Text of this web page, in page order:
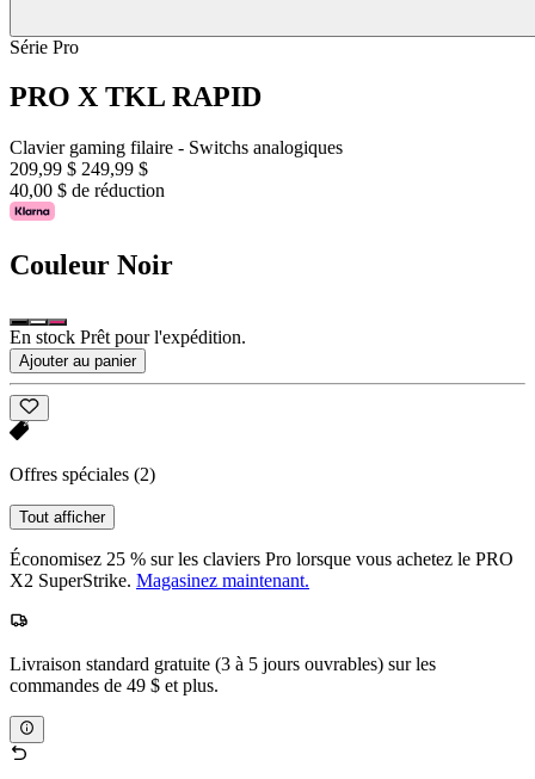
Série Pro
PRO X TKL RAPID
Clavier gaming filaire - Switchs analogiques
209,99 $ 249,99 $
40,00 $ de réduction
Couleur Noir
En stock Prêt pour l'expédition.
Ajouter au panier
Offres spéciales (2)
Tout afficher
Économisez 25 % sur les claviers Pro lorsque vous achetez le PRO
X2 SuperStrike. Magasinez maintenant.
Livraison standard gratuite (3 à 5 jours ouvrables) sur les
commandes de 49 $ et plus.